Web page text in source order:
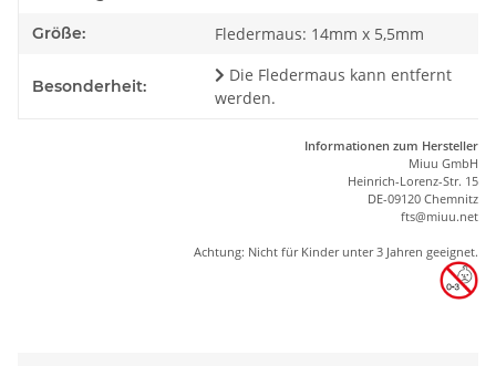
Größe: Fledermaus: 14mm x 5,5mm
Besonderheit:
Die Fledermaus kann entfernt
werden.
Informationen zum Hersteller
Miuu GmbH
Heinrich-Lorenz-Str. 15
DE-09120 Chemnitz
fts@miuu.net
Achtung: Nicht für Kinder unter 3 Jahren geeignet.